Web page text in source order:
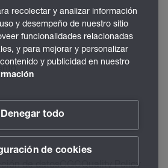
de datosCGCQuality Policy
recolectar y analizar información
y desempeño de nuestro sitio
funcionalidades relacionadas
y para mejorar y personalizar
y publicidad en nuestro
Denegar todo
de cookies